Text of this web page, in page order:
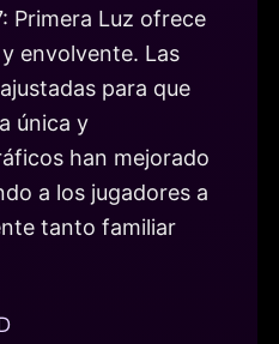
Primera Luz ofrece
envolvente. Las
para que
única y
han mejorado
a los jugadores a
tanto familiar